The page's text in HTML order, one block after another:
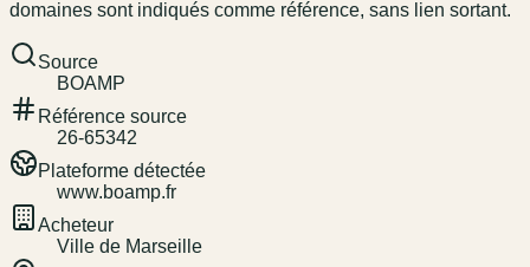
domaines sont indiqués comme référence, sans lien sortant.
Source
BOAMP
Référence source
26-65342
Plateforme détectée
www.boamp.fr
Acheteur
Ville de Marseille